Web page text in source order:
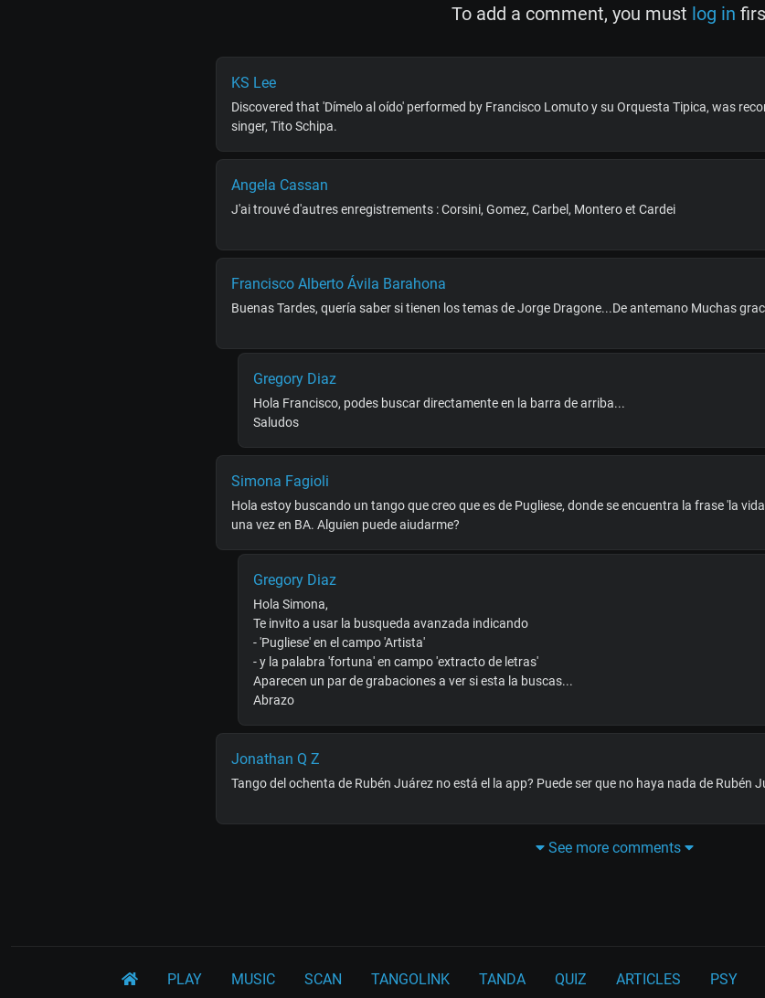
To add a comment, you must log in
KS Lee
Discovered that 'Dímelo al oído' performed by Francisco Lomuto y su Orquesta Tipica, was
singer, Tito Schipa.
Angela Cassan
J'ai trouvé d'autres enregistrements : Corsini, Gomez, Carbel, Montero et Cardei
Francisco Alberto Ávila Barahona
Buenas Tardes, quería saber si tienen los temas de Jorge Dragone...De antemano Muchas
Gregory Diaz
Hola Francisco, podes buscar directamente en la barra de arriba...
Saludos
Simona Fagioli
Hola estoy buscando un tango que creo que es de Pugliese, donde se encuentra la frase 'la
una vez en BA. Alguien puede aiudarme?
Gregory Diaz
Hola Simona,
Te invito a usar la busqueda avanzada indicando
- 'Pugliese' en el campo 'Artista'
- y la palabra 'fortuna' en campo 'extracto de letras'
Aparecen un par de grabaciones a ver si esta la buscas...
Abrazo
Jonathan Q Z
Tango del ochenta de Rubén Juárez no está el la app? Puede ser que no haya nada de Rubén
See more comments
PLAY MUSIC SCAN TANGOLINK TANDA QUIZ ARTICLES PSY